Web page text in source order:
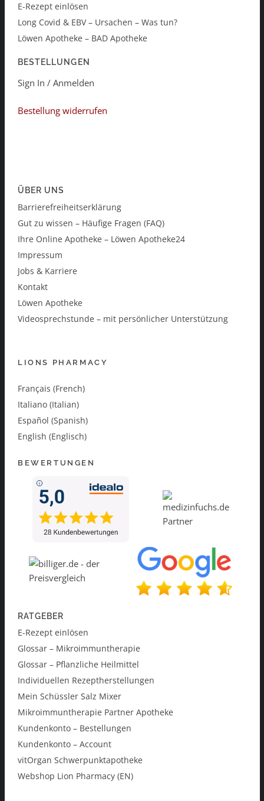
E-Rezept einlösen
Long Covid & EBV – Ursachen – Was tun?
Löwen Apotheke – BAD Apotheke
BESTELLUNGEN
Sign In / Anmelden
Bestellung widerrufen
ÜBER UNS
Barrierefreiheitserklärung
Gut zu wissen – Häufige Fragen (FAQ)
Ihre Online Apotheke – Löwen Apotheke24
Impressum
Jobs & Karriere
Kontakt
Löwen Apotheke
Videosprechstunde – mit persönlicher Unterstützung
LIONS PHARMACY
Français (French)
Italiano (Italian)
Español (Spanish)
English (Englisch)
BEWERTUNGEN
RATGEBER
E-Rezept einlösen
Glossar – Mikroimmuntherapie
Glossar – Pflanzliche Heilmittel
Individuellen Rezeptherstellungen
Mein Schüssler Salz Mixer
Mikroimmuntherapie Partner Apotheke
Kundenkonto – Bestellungen
Kundenkonto – Account
vitOrgan Schwerpunktapotheke
Webshop Lion Pharmacy (EN)